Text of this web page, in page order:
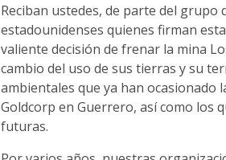
Reciban ustedes, de parte del grupo
estadounidenses quienes firman
valiente decisión de frenar la mina
cambio del uso de sus tierras y su
ambientales que ya han ocasionado
Goldcorp en Guerrero, así como los
futuras.